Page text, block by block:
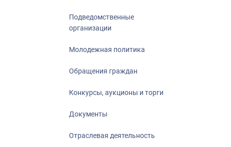
Подведомственные
организации
Молодежная политика
Обращения граждан
Конкурсы, аукционы и торги
Документы
Отраслевая деятельность